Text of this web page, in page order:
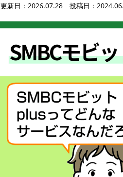
更新日：2026.07.28 投稿日：